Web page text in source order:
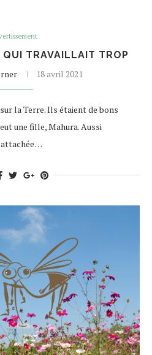
TRAVAILLAIT TROP
18 avril 2021
la Terre. Ils étaient de bons
une fille, Mahura. Aussi